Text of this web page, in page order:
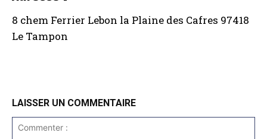
8 chem Ferrier Lebon la Plaine des Cafres 97418
Le Tampon
LAISSER UN COMMENTAIRE